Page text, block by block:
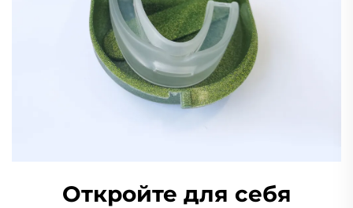
Откройте для себя